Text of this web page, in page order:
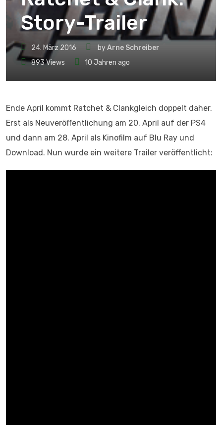
Story-Trailer
24. März 2016 byArne Schreiber
893Views 10 Jahren ago
Ende April kommt Ratchet & Clankgleich doppelt daher.
Erst als Neuveröffentlichung am 20. April auf der PS4
und dann am 28. April als Kinofilm auf Blu Ray und
Download. Nun wurde ein weitere Trailer veröffentlicht: